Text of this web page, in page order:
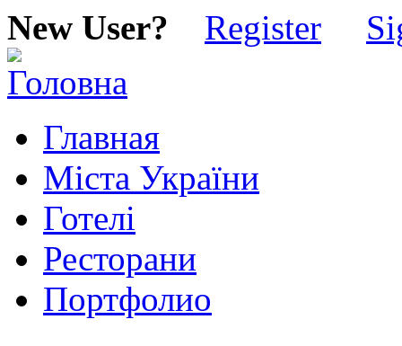
New User? Register
Главная
Міста України
Готелі
Ресторани
Портфолио